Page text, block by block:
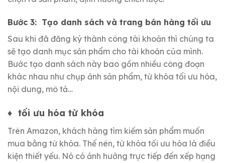
Bước 3: Tạo danh sách và trang bán hàng tối ưu
Sau khi đã đăng ký thành công tài khoản thì chúng ta
sẽ tạo danh mục sản phẩm cho tài khoản của mình.
Bước tạo danh sách này bao gồm nhiều công đoạn
khác nhau như chụp ảnh sản phẩm, từ khóa tối ưu hóa,
nội dung, mô tả…
♦ tối ưu hóa từ khóa
Trên Amazon, khách hàng tìm kiếm sản phẩm muốn
mua bằng từ khóa. Thế nên, từ khóa tối ưu hóa là điều
kiện thiết yếu. Nó có ảnh hưởng trực tiếp đến xếp hạng